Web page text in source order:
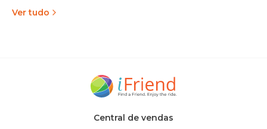
Ver tudo
Central de vendas